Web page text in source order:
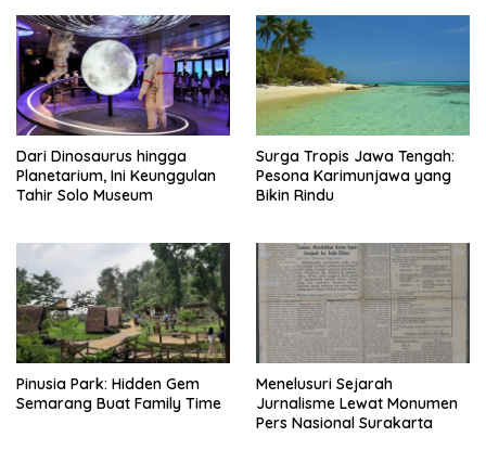
Dari Dinosaurus hingga
Planetarium, Ini Keunggulan
Tahir Solo Museum
Surga Tropis Jawa Tengah:
Pesona Karimunjawa yang
Bikin Rindu
Pinusia Park: Hidden Gem
Semarang Buat Family Time
Menelusuri Sejarah
Jurnalisme Lewat Monumen
Pers Nasional Surakarta